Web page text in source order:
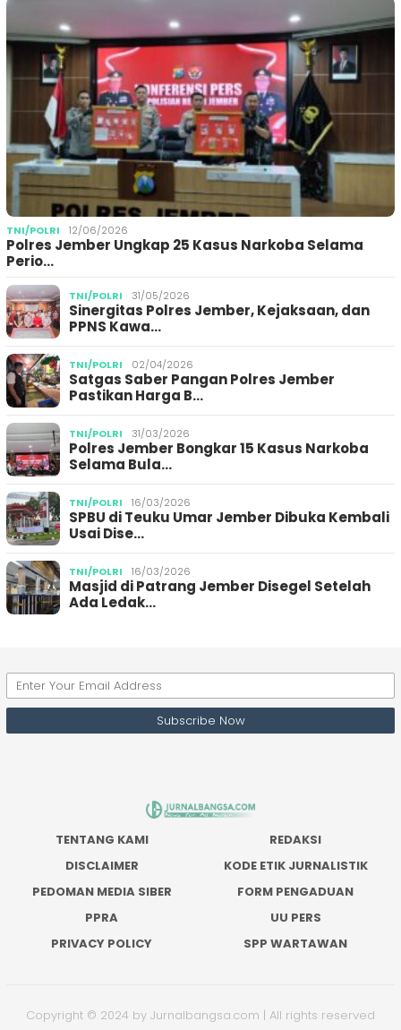
TNI/POLRI 12/06/2026
Polres Jember Ungkap 25 Kasus Narkoba Selama
Perio…
TNI/POLRI 31/05/2026
Sinergitas Polres Jember, Kejaksaan, dan
PPNS Kawa…
TNI/POLRI 02/04/2026
Satgas Saber Pangan Polres Jember
Pastikan Harga B…
TNI/POLRI 31/03/2026
Polres Jember Bongkar 15 Kasus Narkoba
Selama Bula…
TNI/POLRI 16/03/2026
SPBU di Teuku Umar Jember Dibuka Kembali
Usai Dise…
TNI/POLRI 16/03/2026
Masjid di Patrang Jember Disegel Setelah
Ada Ledak…
TENTANG KAMI
REDAKSI
DISCLAIMER
KODE ETIK JURNALISTIK
PEDOMAN MEDIA SIBER
FORM PENGADUAN
PPRA
UU PERS
PRIVACY POLICY
SPP WARTAWAN
Copyright © 2024 by Jurnalbangsa.com | All rights reserved